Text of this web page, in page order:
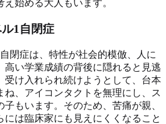
始める大人もいます。
1自閉症
閉症は、特性が社会的模倣、人に
高い学業成績の背後に隠れると見逃
受け入れられ続けようとして、台本
ね、アイコンタクトを無理にし、ス
もいます。そのため、苦痛が親、
には臨床家にも見えにくくなること